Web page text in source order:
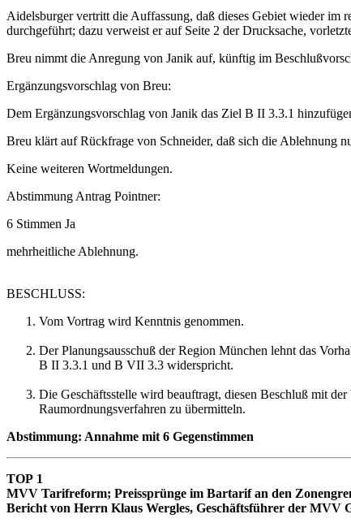
Aidelsburger vertritt die Auffassung, daß dieses Gebiet wieder
durchgeführt; dazu verweist er auf Seite 2 der Drucksache,
Breu nimmt die Anregung von Janik auf, künftig im
Ergänzungsvorschlag von Breu:
Dem Ergänzungsvorschlag von Janik das Ziel B II 3.3.1
Breu klärt auf Rückfrage von Schneider, daß sich die Ablehnung
Keine weiteren Wortmeldungen.
Abstimmung Antrag Pointner:
6 Stimmen Ja
mehrheitliche Ablehnung.
BESCHLUSS:
Vom Vortrag wird Kenntnis genommen.
Der Planungsausschuß der Region München lehnt das
B II 3.3.1 und B VII 3.3 widerspricht.
Die Geschäftsstelle wird beauftragt, diesen Beschluß mit
Raumordnungsverfahren zu übermitteln.
Abstimmung: Annahme mit 6 Gegenstimmen
TOP 1
MVV Tarifreform; Preissprünge im Bartarif an den
Bericht von Herrn Klaus Wergles, Geschäftsführer der MVV